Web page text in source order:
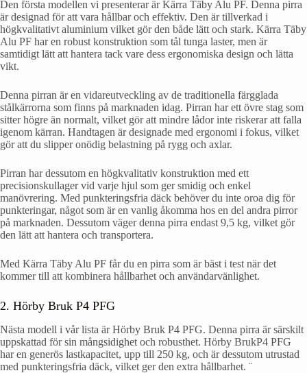
Den första modellen vi presenterar är Kärra Täby Alu PF. Denna pirra
är designad för att vara hållbar och effektiv. Den är tillverkad i
högkvalitativt aluminium vilket gör den både lätt och stark. Kärra Täby
Alu PF har en robust konstruktion som tål tunga laster, men är
samtidigt lätt att hantera tack vare dess ergonomiska design och lätta
vikt.
Denna pirran är en vidareutveckling av de traditionella färgglada
stålkärrorna som finns på marknaden idag. Pirran har ett övre stag som
sitter högre än normalt, vilket gör att mindre lådor inte riskerar att falla
igenom kärran. Handtagen är designade med ergonomi i fokus, vilket
gör att du slipper onödig belastning på rygg och axlar.
Pirran har dessutom en högkvalitativ konstruktion med ett
precisionskullager vid varje hjul som ger smidig och enkel
manövrering. Med punkteringsfria däck behöver du inte oroa dig för
punkteringar, något som är en vanlig åkomma hos en del andra pirror
på marknaden. Dessutom väger denna pirra endast 9,5 kg, vilket gör
den lätt att hantera och transportera.
Med Kärra Täby Alu PF får du en pirra som är bäst i test när det
kommer till att kombinera hållbarhet och användarvänlighet.
2. Hörby Bruk P4 PFG​
Nästa modell i vår lista är Hörby Bruk P4 PFG. Denna pirra är särskilt
uppskattad för sin mångsidighet och robusthet. Hörby BrukP4 PFG
har en generös lastkapacitet, upp till 250 kg, och är dessutom utrustad
med punkteringsfria däck, vilket ger den extra hållbarhet. ¨